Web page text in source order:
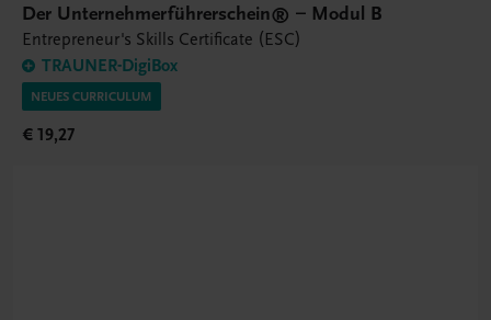
Der Unternehmerführerschein® – Modul B
Entrepreneur's Skills Certificate (ESC)
TRAUNER-DigiBox
NEUES CURRICULUM
€ 19,27